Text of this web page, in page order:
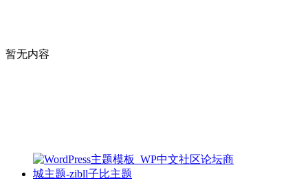
暂无内容